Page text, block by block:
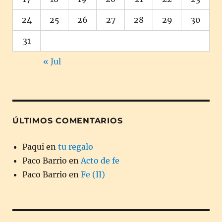
24 25 26 27 28 29 30
31
« Jul
ÚLTIMOS COMENTARIOS
Paqui en tu regalo
Paco Barrio en Acto de fe
Paco Barrio en Fe (II)